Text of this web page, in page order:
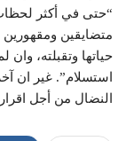
“حتى في أكثر
متضايقين
حياتها وتقبلته،
استسلام”. غير ان
النضال من أجل